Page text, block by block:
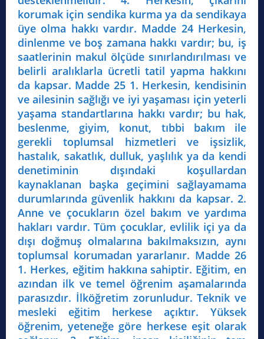
korumak için sendika kurma ya da sendikaya
üye olma hakkı vardır. Madde 24 Herkesin,
dinlenme ve boş zamana hakkı vardır; bu, iş
saatlerinin makul ölçüde sınırlandırılması ve
belirli aralıklarla ücretli tatil yapma hakkını
da kapsar. Madde 25 1. Herkesin, kendisinin
ve ailesinin sağlığı ve iyi yaşaması için yeterli
yaşama standartlarına hakkı vardır; bu hak,
beslenme, giyim, konut, tıbbi bakım ile
gerekli toplumsal hizmetleri ve işsizlik,
hastalık, sakatlık, dulluk, yaşlılık ya da kendi
denetiminin dışındaki koşullardan
kaynaklanan başka geçimini sağlayamama
durumlarında güvenlik hakkını da kapsar. 2.
Anne ve çocukların özel bakım ve yardıma
hakları vardır. Tüm çocuklar, evlilik içi ya da
dışı doğmuş olmalarına bakılmaksızın, aynı
toplumsal korumadan yararlanır. Madde 26
1. Herkes, eğitim hakkına sahiptir. Eğitim, en
azından ilk ve temel öğrenim aşamalarında
parasızdır. İlköğretim zorunludur. Teknik ve
mesleki eğitim herkese açıktır. Yüksek
öğrenim, yeteneğe göre herkese eşit olarak